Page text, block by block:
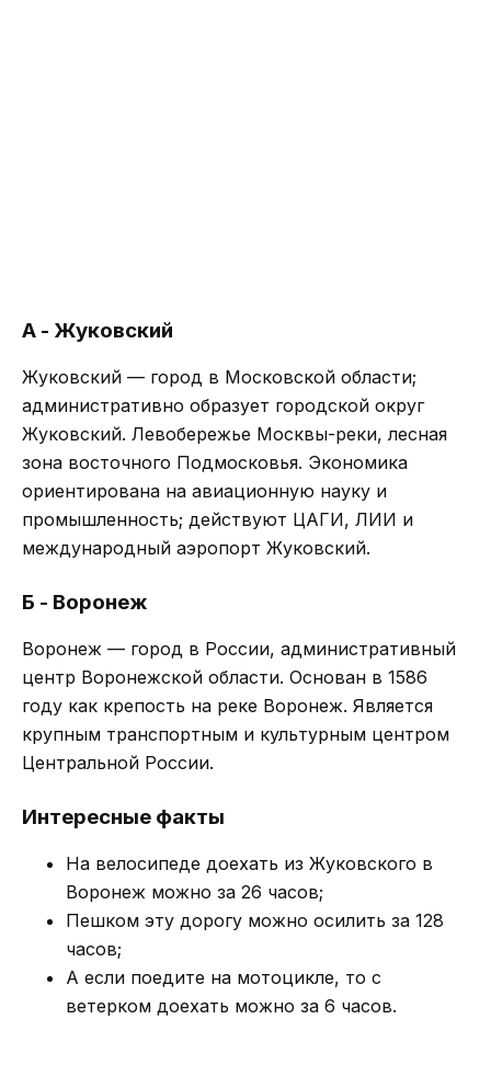
А - Жуковский
Жуковский — город в Московской области;
административно образует городской округ
Жуковский. Левобережье Москвы-реки, лесная
зона восточного Подмосковья. Экономика
ориентирована на авиационную науку и
промышленность; действуют ЦАГИ, ЛИИ и
международный аэропорт Жуковский.
Б - Воронеж
Воронеж — город в России, административный
центр Воронежской области. Основан в 1586
году как крепость на реке Воронеж. Является
крупным транспортным и культурным центром
Центральной России.
Интересные факты
На велосипеде доехать из Жуковского в
Воронеж можно за 26 часов;
Пешком эту дорогу можно осилить за 128
часов;
А если поедите на мотоцикле, то с
ветерком доехать можно за 6 часов.